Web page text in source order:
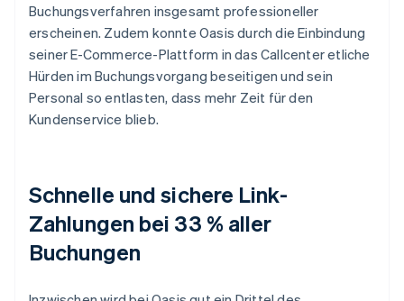
Buchungsverfahren insgesamt professioneller
erscheinen. Zudem konnte Oasis durch die Einbindung
seiner E-Commerce-Plattform in das Callcenter etliche
Hürden im Buchungsvorgang beseitigen und sein
Personal so entlasten, dass mehr Zeit für den
Kundenservice blieb.
Schnelle und sichere Link-
Zahlungen bei 33 % aller
Buchungen